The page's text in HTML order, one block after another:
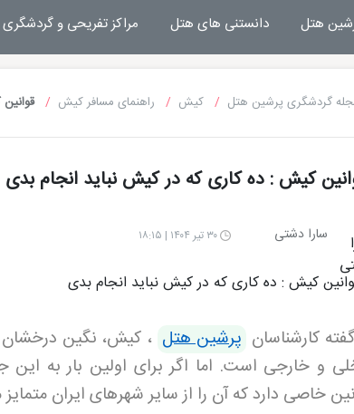
هتل مجله خبری پرشین هتل
دانستنی های هتل مراکز تفریحی و گردشگری
گردشگری پرشین هتل کیش راهنمای مسافر کیش
کیش : ده کاری که در کیش نباید انجام بدی
سارا دشتی ۳۰ تیر ۱۴۰۴ | ۱۸:۱۵
کارشناسان پرشین هتل ، کیش، نگین
و خارجی است. اما اگر برای اولین بار به این
خاصی دارد که آن را از سایر شهرهای ایران
هتل ترنج کیش